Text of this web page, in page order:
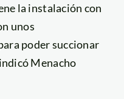
la instalación con
unos
poder succionar
Menacho